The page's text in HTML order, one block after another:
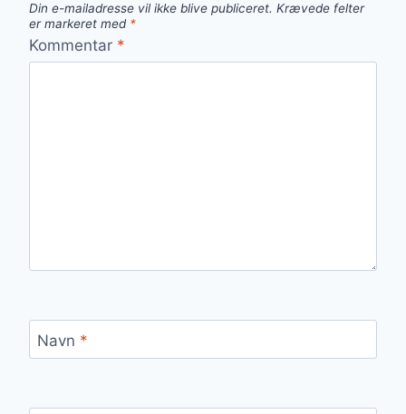
Din e-mailadresse vil ikke blive publiceret. Krævede felter
er markeret med *
Kommentar *
Navn *